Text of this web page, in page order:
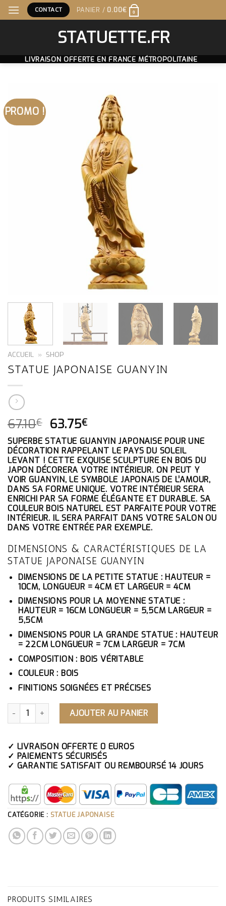
Skip
to
CONTACT PANIER / 0.00€ 0
STATUETTE.FR
LIVRAISON OFFERTE EN FRANCE MÉTROPOLITAINE
PROMO !
ACCUEIL » SHOP
STATUE JAPONAISE GUANYIN
67.10€ LE
PRIX
INITIAL
ÉTAIT :
67.10€.
63.75€LE
PRIX
ACTUEL
EST :
63.75€.
SUPERBE STATUE GUANYIN JAPONAISE POUR UNE
DÉCORATION RAPPELANT LE PAYS DU SOLEIL
LEVANT ! CETTE EXQUISE SCULPTURE EN BOIS DU
JAPON DÉCORERA VOTRE INTÉRIEUR. ON PEUT Y
VOIR GUANYIN, LE SYMBOLE JAPONAIS DE L’AMOUR,
DANS SA FORME UNIQUE. VOTRE INTÉRIEUR SERA
ENRICHI PAR SA FORME ÉLÉGANTE ET DURABLE. SA
COULEUR BOIS NATUREL EST PARFAITE POUR VOTRE
INTÉRIEUR. IL SERA PARFAIT DANS VOTRE SALON OU
DANS VOTRE ENTRÉE PAR EXEMPLE.
DIMENSIONS & CARACTÉRISTIQUES DE LA
STATUE JAPONAISE GUANYIN
DIMENSIONS DE LA PETITE STATUE : HAUTEUR =
10CM, LONGUEUR = 4CM ET LARGEUR = 4CM
DIMENSIONS POUR LA MOYENNE STATUE :
HAUTEUR = 16CM LONGUEUR = 5,5CM LARGEUR =
5,5CM
DIMENSIONS POUR LA GRANDE STATUE : HAUTEUR
= 22CM LONGUEUR = 7CM LARGEUR = 7CM
COMPOSITION : BOIS VÉRITABLE
COULEUR : BOIS
FINITIONS SOIGNÉES ET PRÉCISES
QUANTITÉ DE STATUE JAPONAISE GUANYIN
AJOUTER AU PANIER
✓ LIVRAISON OFFERTE 0 EUROS
✓ PAIEMENTS SÉCURISÉS
✓ GARANTIE SATISFAIT OU REMBOURSÉ 14 JOURS
CATÉGORIE : STATUE JAPONAISE
PRODUITS SIMILAIRES